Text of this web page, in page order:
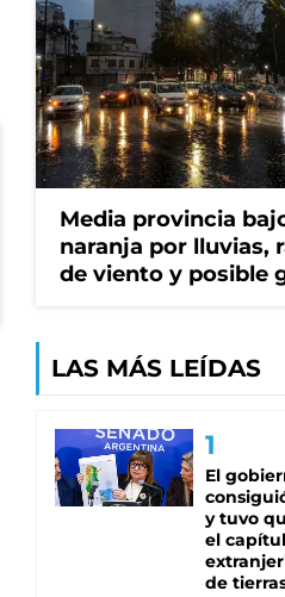
Media provincia
naranja por lluvias,
de viento y posible
LAS MÁS LEÍDAS
El
y tuvo
el
de